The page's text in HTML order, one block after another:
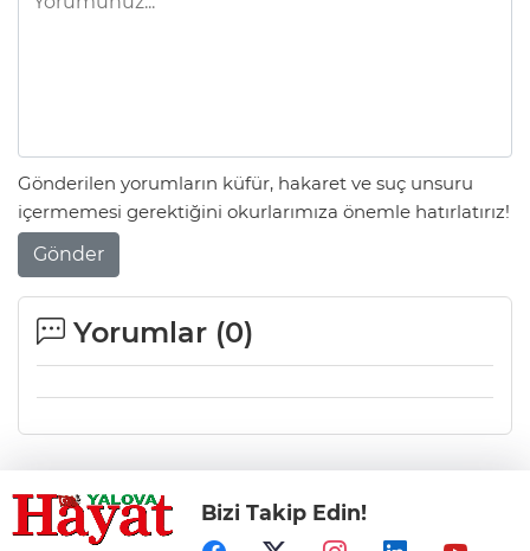
Gönderilen yorumların küfür, hakaret ve suç unsuru
içermemesi gerektiğini okurlarımıza önemle hatırlatırız!
Gönder
Yorumlar (0)
Bizi Takip Edin!